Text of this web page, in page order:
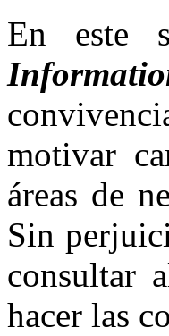
En este
motivar
áreas de
Sin
consultar
hacer las